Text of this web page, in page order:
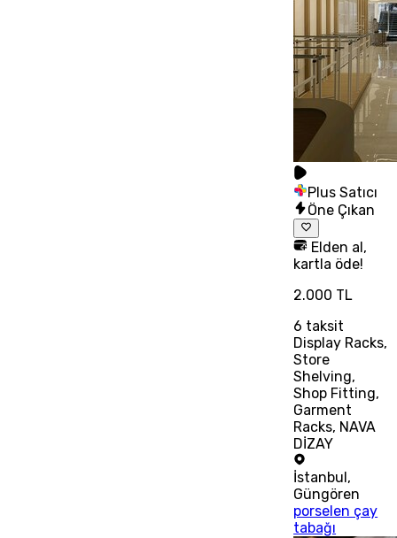
Plus Satıcı
Öne Çıkan
Elden al,
kartla öde!
2.000 TL
6 taksit
Display Racks,
Store
Shelving,
Shop Fitting,
Garment
Racks, NAVA
DİZAY
İstanbul ,
Güngören
porselen çay
tabağı